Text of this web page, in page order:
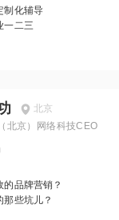
制化辅导
一二三
北京
北京）网络科技CEO
品牌营销？
些坑儿？